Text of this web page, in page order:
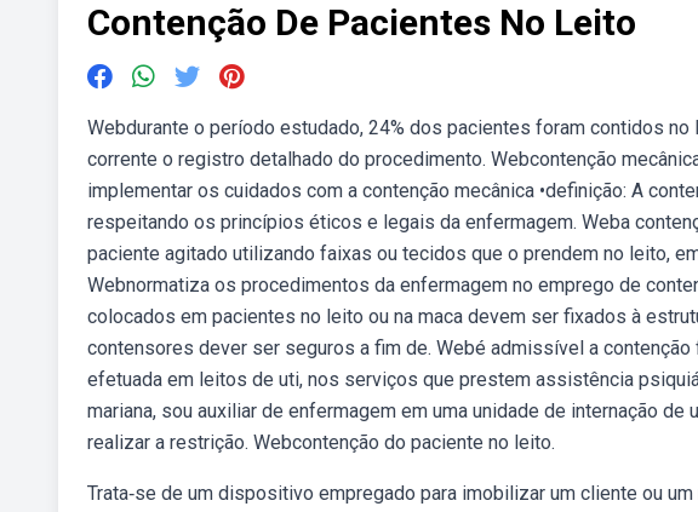
Contenção De Pacientes No Leito
Webdurante o período estudado, 24% dos pacientes foram contidos
corrente o registro detalhado do procedimento. Webcontenção
implementar os cuidados com a contenção mecânica •definição: A
respeitando os princípios éticos e legais da enfermagem. Weba
paciente agitado utilizando faixas ou tecidos que o prendem no leito,
Webnormatiza os procedimentos da enfermagem no emprego de
colocados em pacientes no leito ou na maca devem ser fixados à
contensores dever ser seguros a fim de. Webé admissível a
efetuada em leitos de uti, nos serviços que prestem assistência
mariana, sou auxiliar de enfermagem em uma unidade de internação
realizar a restrição. Webcontenção do paciente no leito.
Trata‐se de um dispositivo empregado para imobilizar um cliente ou